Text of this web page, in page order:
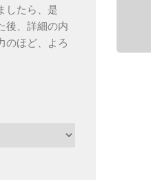
したら、是
後、詳細の内
のほど、よろ